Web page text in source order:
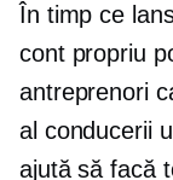
În timp ce
cont propriu
antreprenori
al conducerii
ajută să facă